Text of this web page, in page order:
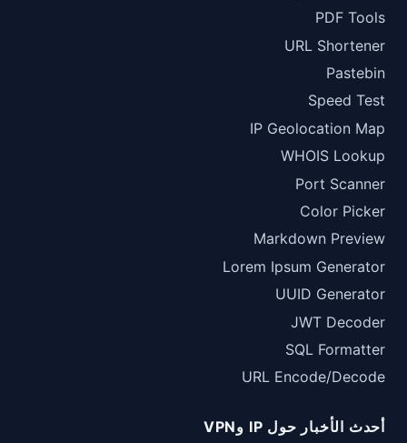
PDF Tools
URL Shortener
Pastebin
Speed Test
IP Geolocation Map
WHOIS Lookup
Port Scanner
Color Picker
Markdown Preview
Lorem Ipsum Generator
UUID Generator
JWT Decoder
SQL Formatter
URL Encode/Decode
أحدث الأخبار حول IP وVPN